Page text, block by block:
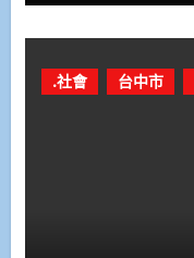
.社會 台中市